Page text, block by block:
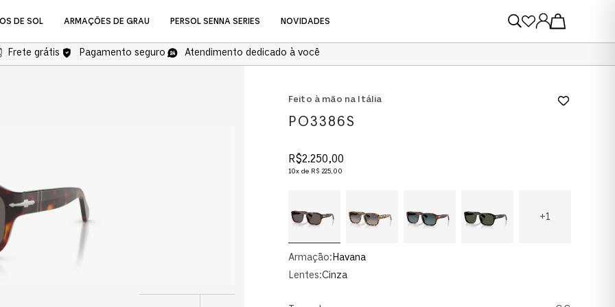
DE SOL ARMAÇÕES DE GRAU PERSOL SENNA SERIES NOVIDADES
NOVIDADES
COMPRAR ÓCULOS DE GRAU
Frete grátis Pagamento seguro Atendimento dedicado à você
Feito à mão na Itália
PO3386S
R$2.250,00
10x de R$ 225,00
+1
Armação: Havana
Lentes:Cinza